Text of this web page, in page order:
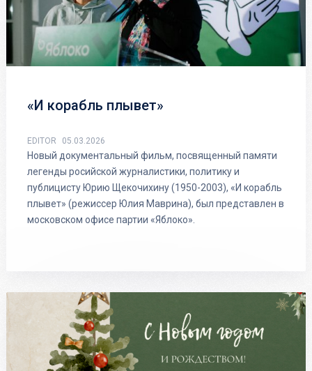
«И корабль плывет»
EDITOR 05.03.2026
Новый документальный фильм, посвященный памяти
легенды росийской журналистики, политику и
публицисту Юрию Щекочихину (1950-2003), «И корабль
плывет» (режиссер Юлия Маврина), был представлен в
московском офисе партии «Яблоко».